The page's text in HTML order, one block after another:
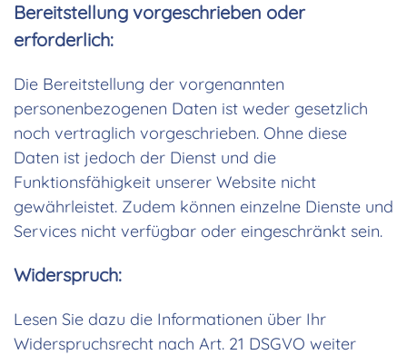
Bereitstellung vorgeschrieben oder
erforderlich:
Die Bereitstellung der vorgenannten
personenbezogenen Daten ist weder gesetzlich
noch vertraglich vorgeschrieben. Ohne diese
Daten ist jedoch der Dienst und die
Funktionsfähigkeit unserer Website nicht
gewährleistet. Zudem können einzelne Dienste und
Services nicht verfügbar oder eingeschränkt sein.
Widerspruch:
Lesen Sie dazu die Informationen über Ihr
Widerspruchsrecht nach Art. 21 DSGVO weiter